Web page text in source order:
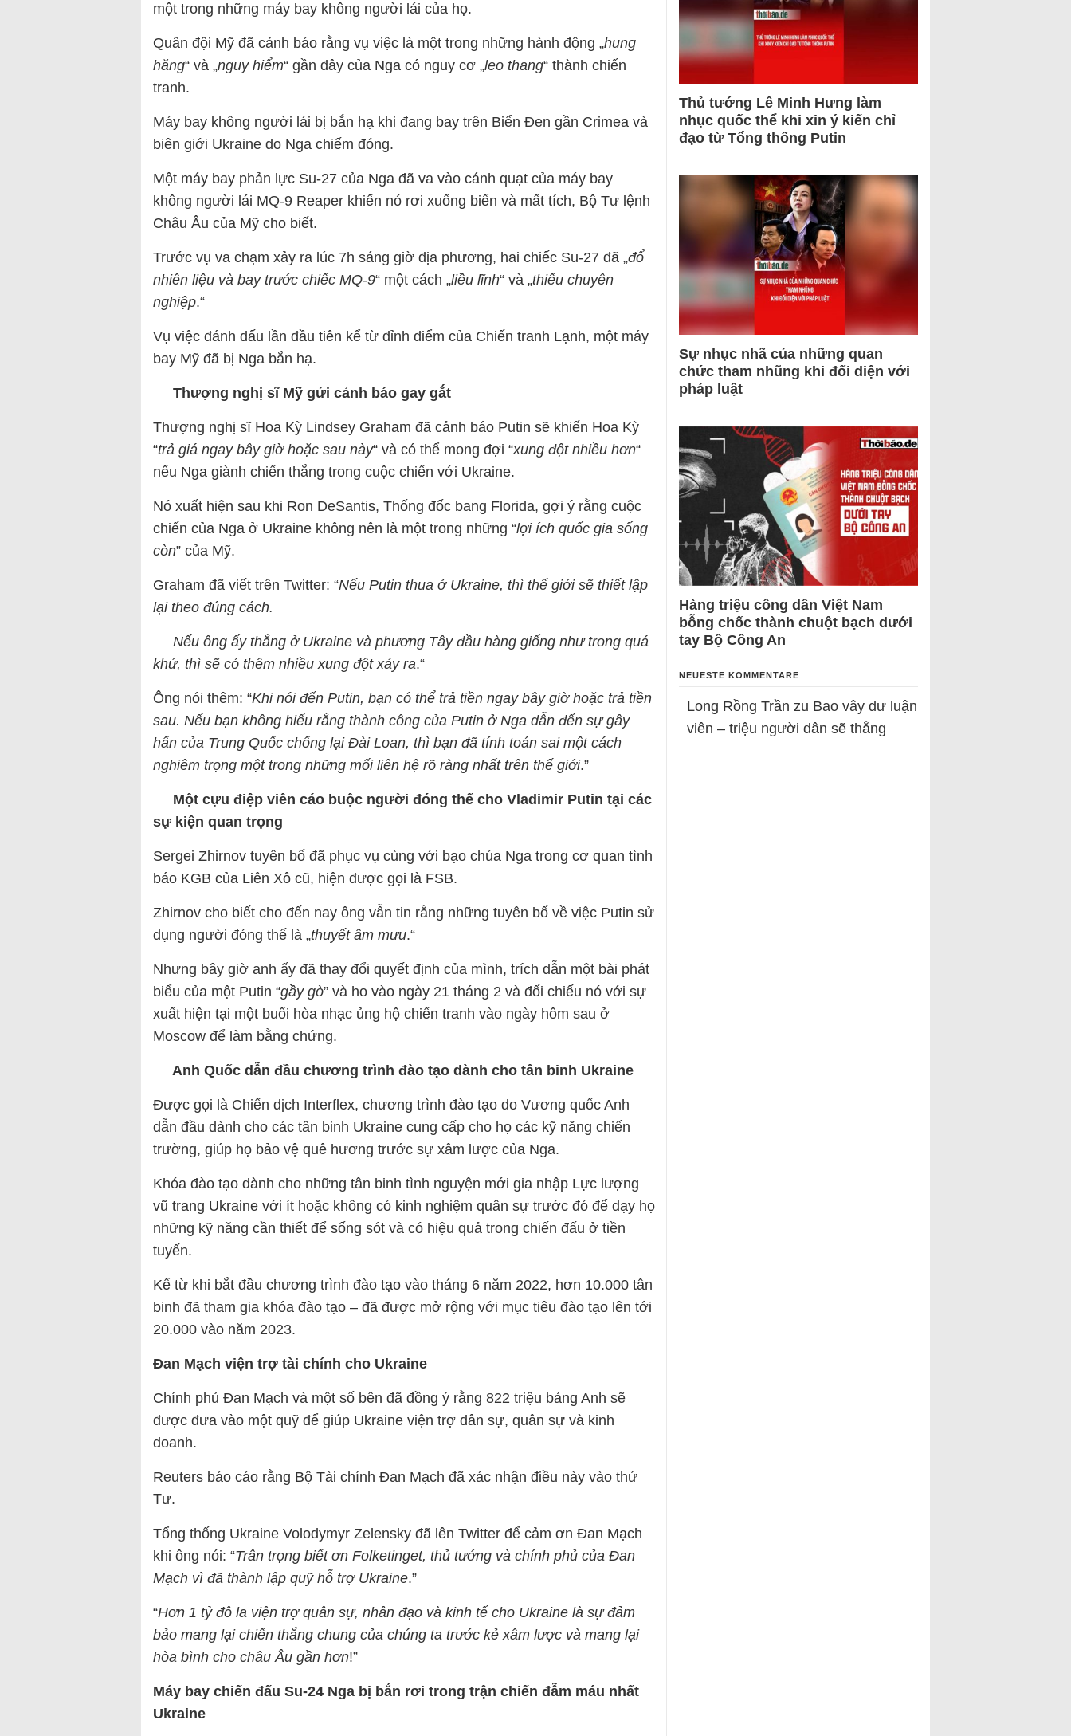
một trong những máy bay không người lái của họ.
Quân đội Mỹ đã cảnh báo rằng vụ việc là một trong những hành động „hung
hăng“ và „nguy hiểm“ gần đây của Nga có nguy cơ „leo thang“ thành chiến
tranh.
Máy bay không người lái bị bắn hạ khi đang bay trên Biển Đen gần Crimea và
biên giới Ukraine do Nga chiếm đóng.
Một máy bay phản lực Su-27 của Nga đã va vào cánh quạt của máy bay
không người lái MQ-9 Reaper khiến nó rơi xuống biển và mất tích, Bộ Tư lệnh
Châu Âu của Mỹ cho biết.
Trước vụ va chạm xảy ra lúc 7h sáng giờ địa phương, hai chiếc Su-27 đã „đổ
nhiên liệu và bay trước chiếc MQ-9“ một cách „liều lĩnh“ và „thiếu chuyên
nghiệp.“
Vụ việc đánh dấu lần đầu tiên kể từ đỉnh điểm của Chiến tranh Lạnh, một máy
bay Mỹ đã bị Nga bắn hạ.
Thượng nghị sĩ Mỹ gửi cảnh báo gay gắt
Thượng nghị sĩ Hoa Kỳ Lindsey Graham đã cảnh báo Putin sẽ khiến Hoa Kỳ
“trả giá ngay bây giờ hoặc sau này“ và có thể mong đợi “xung đột nhiều hơn“
nếu Nga giành chiến thắng trong cuộc chiến với Ukraine.
Nó xuất hiện sau khi Ron DeSantis, Thống đốc bang Florida, gợi ý rằng cuộc
chiến của Nga ở Ukraine không nên là một trong những “lợi ích quốc gia sống
còn” của Mỹ.
Graham đã viết trên Twitter: “Nếu Putin thua ở Ukraine, thì thế giới sẽ thiết lập
lại theo đúng cách.
Nếu ông ấy thắng ở Ukraine và phương Tây đầu hàng giống như trong quá
khứ, thì sẽ có thêm nhiều xung đột xảy ra.“
Ông nói thêm: “Khi nói đến Putin, bạn có thể trả tiền ngay bây giờ hoặc trả tiền
sau. Nếu bạn không hiểu rằng thành công của Putin ở Nga dẫn đến sự gây
hấn của Trung Quốc chống lại Đài Loan, thì bạn đã tính toán sai một cách
nghiêm trọng một trong những mối liên hệ rõ ràng nhất trên thế giới.”
Một cựu điệp viên cáo buộc người đóng thế cho Vladimir Putin tại các
sự kiện quan trọng
Sergei Zhirnov tuyên bố đã phục vụ cùng với bạo chúa Nga trong cơ quan tình
báo KGB của Liên Xô cũ, hiện được gọi là FSB.
Zhirnov cho biết cho đến nay ông vẫn tin rằng những tuyên bố về việc Putin sử
dụng người đóng thế là „thuyết âm mưu.“
Nhưng bây giờ anh ấy đã thay đổi quyết định của mình, trích dẫn một bài phát
biểu của một Putin “gầy gò” và ho vào ngày 21 tháng 2 và đối chiếu nó với sự
xuất hiện tại một buổi hòa nhạc ủng hộ chiến tranh vào ngày hôm sau ở
Moscow để làm bằng chứng.
Anh Quốc dẫn đầu chương trình đào tạo dành cho tân binh Ukraine
Được gọi là Chiến dịch Interflex, chương trình đào tạo do Vương quốc Anh
dẫn đầu dành cho các tân binh Ukraine cung cấp cho họ các kỹ năng chiến
trường, giúp họ bảo vệ quê hương trước sự xâm lược của Nga.
Khóa đào tạo dành cho những tân binh tình nguyện mới gia nhập Lực lượng
vũ trang Ukraine với ít hoặc không có kinh nghiệm quân sự trước đó để dạy họ
những kỹ năng cần thiết để sống sót và có hiệu quả trong chiến đấu ở tiền
tuyến.
Kể từ khi bắt đầu chương trình đào tạo vào tháng 6 năm 2022, hơn 10.000 tân
binh đã tham gia khóa đào tạo – đã được mở rộng với mục tiêu đào tạo lên tới
20.000 vào năm 2023.
Đan Mạch viện trợ tài chính cho Ukraine
Chính phủ Đan Mạch và một số bên đã đồng ý rằng 822 triệu bảng Anh sẽ
được đưa vào một quỹ để giúp Ukraine viện trợ dân sự, quân sự và kinh
doanh.
Reuters báo cáo rằng Bộ Tài chính Đan Mạch đã xác nhận điều này vào thứ
Tư.
Tổng thống Ukraine Volodymyr Zelensky đã lên Twitter để cảm ơn Đan Mạch
khi ông nói: “Trân trọng biết ơn Folketinget, thủ tướng và chính phủ của Đan
Mạch vì đã thành lập quỹ hỗ trợ Ukraine.”
“Hơn 1 tỷ đô la viện trợ quân sự, nhân đạo và kinh tế cho Ukraine là sự đảm
bảo mang lại chiến thắng chung của chúng ta trước kẻ xâm lược và mang lại
hòa bình cho châu Âu gần hơn!”
Máy bay chiến đấu Su-24 Nga bị bắn rơi trong trận chiến đẫm máu nhất
Ukraine
Thủ tướng Lê Minh Hưng làm
nhục quốc thể khi xin ý kiến chỉ
đạo từ Tổng thống Putin
Sự nhục nhã của những quan
chức tham nhũng khi đối diện với
pháp luật
Hàng triệu công dân Việt Nam
bỗng chốc thành chuột bạch dưới
tay Bộ Công An
NEUESTE KOMMENTARE
Long Rồng Trần zu Bao vây dư luận
viên – triệu người dân sẽ thắng